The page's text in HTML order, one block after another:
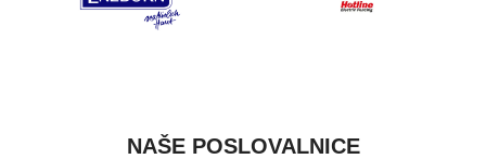
NAŠE POSLOVALNICE